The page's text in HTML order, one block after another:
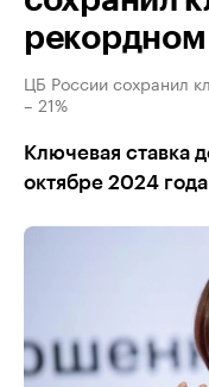
ЦБ России сохранил
– 21%
Ключевая ставка
октябре 2024 года